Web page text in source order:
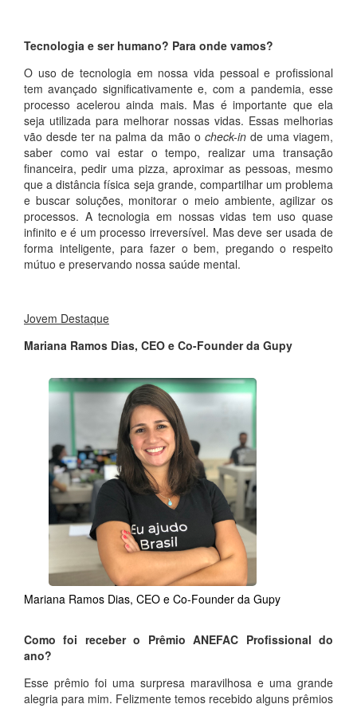
Tecnologia e ser humano? Para onde vamos?
O uso de tecnologia em nossa vida pessoal e profissional
tem avançado significativamente e, com a pandemia, esse
processo acelerou ainda mais. Mas é importante que ela
seja utilizada para melhorar nossas vidas. Essas melhorias
vão desde ter na palma da mão o check-inde uma viagem,
saber como vai estar o tempo, realizar uma transação
financeira, pedir uma pizza, aproximar as pessoas, mesmo
que a distância física seja grande, compartilhar um problema
e buscar soluções, monitorar o meio ambiente, agilizar os
processos. A tecnologia em nossas vidas tem uso quase
infinito e é um processo irreversível. Mas deve ser usada de
forma inteligente, para fazer o bem, pregando o respeito
mútuo e preservando nossa saúde mental.
Jovem Destaque
Mariana Ramos Dias, CEO e Co-Founder da Gupy
Mariana Ramos Dias, CEO e Co-Founder da Gupy
Como foi receber o Prêmio ANEFAC Profissional do
ano?
Esse prêmio foi uma surpresa maravilhosa e uma grande
alegria para mim. Felizmente temos recebido alguns prêmios